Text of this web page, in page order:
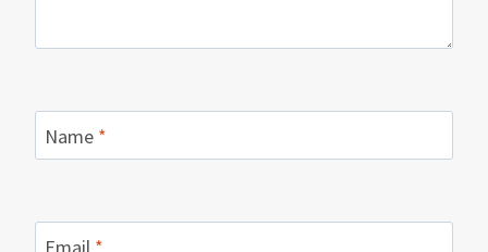
Name *
Email *